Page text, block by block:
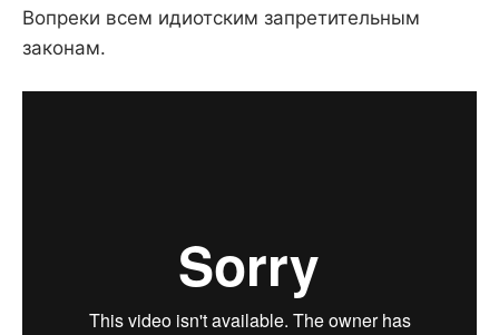
Вопреки всем идиотским запретительным
законам.